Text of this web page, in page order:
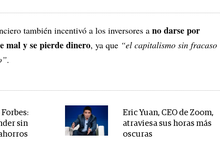
también incentivó a los inversores a no darse por
mal y se pierde dinero, ya que “el capitalismo sin fracaso
.
sin
Eric Yuan, CEO de Zoom,
atraviesa sus horas más
oscuras